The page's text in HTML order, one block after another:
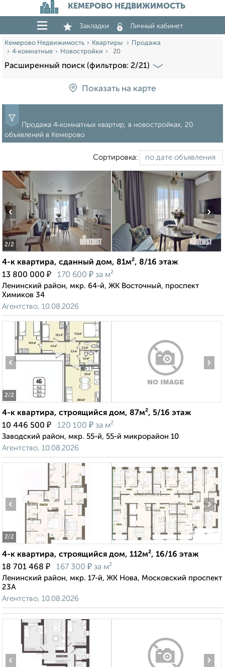
КЕМЕРОВО НЕДВИЖИМОСТЬ
Закладки Личный кабинет
Кемерово Недвижимость Квартиры
Продажа
4‑комнатные
Новостройки 20
Расширенный поиск (фильтров: 2/21)
Показать на карте
Продажа 4‑комнатных квартир, в новостройках, 20
объявлений в Кемерово
Сортировка:
2/2
‹ ›
4-к квартира, сданный дом, 81м², 8/16 этаж
13 800 000 ₽ 170 600 ₽ за м²
Ленинский район, мкр. 64-й, ЖК Восточный, проспект
Химиков 34
Агентство, 10.08.2026
2/2
‹ ›
4-к квартира, строящийся дом, 87м², 5/16 этаж
10 446 500 ₽ 120 100 ₽ за м²
Заводский район, мкр. 55-й, 55-й микрорайон 10
Агентство, 10.08.2026
2/2
‹ ›
4-к квартира, строящийся дом, 112м², 16/16 этаж
18 701 468 ₽ 167 300 ₽ за м²
Ленинский район, мкр. 17-й, ЖК Нова, Московский проспект
23А
Агентство, 10.08.2026
‹ ›